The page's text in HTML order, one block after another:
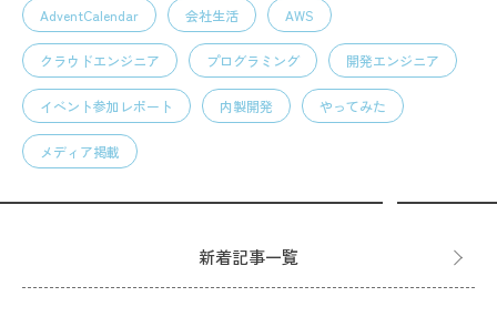
AdventCalendar 会社生活 AWS
クラウドエンジニア プログラミング 開発エンジニア
イベント参加レポート 内製開発 やってみた
メディア掲載
新着記事一覧